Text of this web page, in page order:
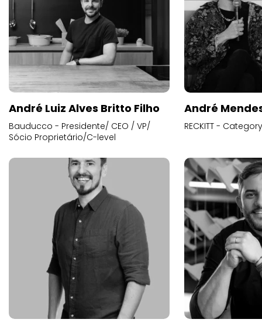
André Luiz Alves Britto Filho
Bauducco - Presidente/ CEO / VP/
Sócio Proprietário/C-level
André
RECKITT -